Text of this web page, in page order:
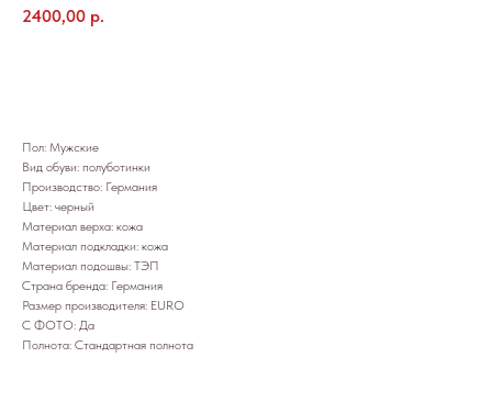
2400,00 р.
Пол: Мужские
Вид обуви: полуботинки
Производство: Германия
Цвет: черный
Материал верха: кожа
Материал подкладки: кожа
Материал подошвы: ТЭП
Страна бренда: Германия
Размер производителя: EURO
С ФОТО: Да
Полнота: Стандартная полнота